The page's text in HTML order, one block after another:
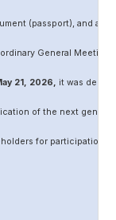
(passport), and a
General
21, 2026, it was
of the next
for participation